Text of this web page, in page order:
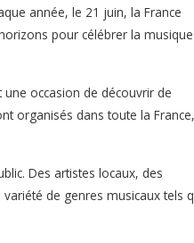
année, le 21 juin, la France
pour célébrer la musique
une occasion de découvrir de
organisés dans toute la France,
Des artistes locaux, des
de genres musicaux tels